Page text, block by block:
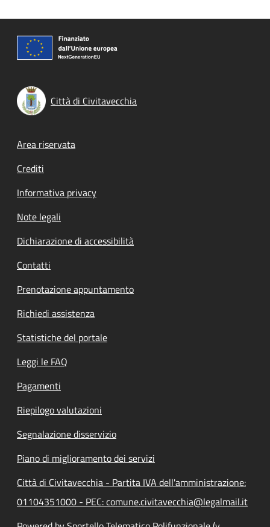
Città di Civitavecchia
Footer menu
Area riservata
Crediti
Informativa privacy
Note legali
Dichiarazione di accessibilità
Contatti
Prenotazione appuntamento
Richiedi assistenza
Statistiche del portale
Leggi le FAQ
Pagamenti
Riepilogo valutazioni
Segnalazione disservizio
Piano di miglioramento dei servizi
Città di Civitavecchia - Partita IVA dell'amministrazione:
01104351000 - PEC: comune.civitavecchia@legalmail.it